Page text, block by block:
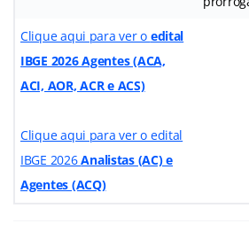
Clique aqui para ver o edital
IBGE 2026 Agentes (ACA,
ACI, AOR, ACR e ACS)
Clique aqui para ver o edital
IBGE 2026Analistas (AC) e
Agentes (ACQ)